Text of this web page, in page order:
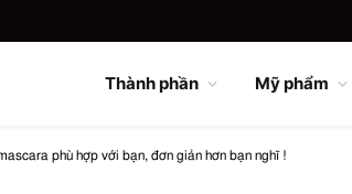
Thành phần Mỹ phẩm
phù hợp với bạn, đơn giản hơn bạn nghĩ !